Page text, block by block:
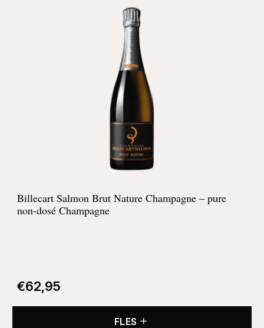
Billecart Salmon Brut Nature Champagne – pure
non-dosé Champagne
€62,95
FLES